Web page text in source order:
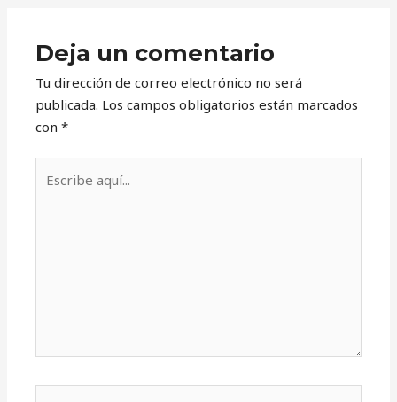
Deja un comentario
Tu dirección de correo electrónico no será
publicada. Los campos obligatorios están marcados
con*
aquí...